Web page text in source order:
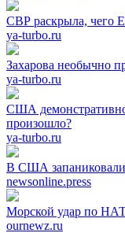
СВР раскрыла, чего
ya-turbo.ru
Захарова необычно
ya-turbo.ru
США
произошло?
ya-turbo.ru
В США запаниковали
newsonline.press
Морской удар по
ournewz.ru